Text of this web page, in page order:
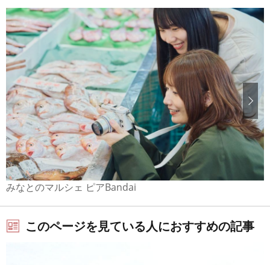
みなとのマルシェ ピアBandai
このページを見ている人におすすめの記事